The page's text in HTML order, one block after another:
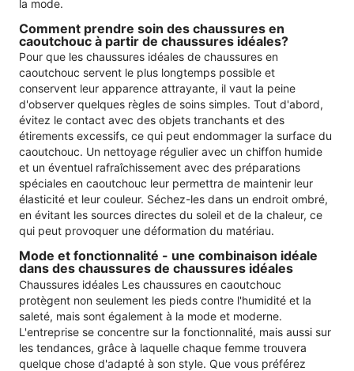
la mode.
Comment prendre soin des chaussures en
caoutchouc à partir de chaussures idéales?
Pour que les chaussures idéales de chaussures en
caoutchouc servent le plus longtemps possible et
conservent leur apparence attrayante, il vaut la peine
d'observer quelques règles de soins simples. Tout d'abord,
évitez le contact avec des objets tranchants et des
étirements excessifs, ce qui peut endommager la surface du
caoutchouc. Un nettoyage régulier avec un chiffon humide
et un éventuel rafraîchissement avec des préparations
spéciales en caoutchouc leur permettra de maintenir leur
élasticité et leur couleur. Séchez-les dans un endroit ombré,
en évitant les sources directes du soleil et de la chaleur, ce
qui peut provoquer une déformation du matériau.
Mode et fonctionnalité - une combinaison idéale
dans des chaussures de chaussures idéales
Chaussures idéales Les chaussures en caoutchouc
protègent non seulement les pieds contre l'humidité et la
saleté, mais sont également à la mode et moderne.
L'entreprise se concentre sur la fonctionnalité, mais aussi sur
les tendances, grâce à laquelle chaque femme trouvera
quelque chose d'adapté à son style. Que vous préférez